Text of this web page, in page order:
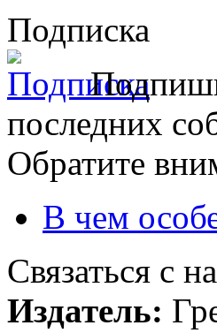
Подписка
последних
Обратите
В чем
Связаться с
Издатель: